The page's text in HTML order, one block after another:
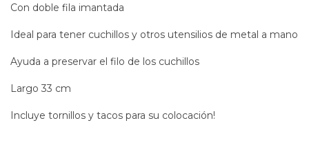
Con doble fila imantada
Ideal para tener cuchillos y otros utensilios de metal a mano
Ayuda a preservar el filo de los cuchillos
Largo 33 cm
Incluye tornillos y tacos para su colocación!